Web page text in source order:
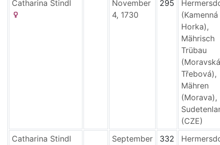
Catharina Stindl
November
4, 1730
295
(Kamenná
Horka),
Mährisch
Trübau
(Moravská
Třebová),
Mähren
(Morava),
(CZE)
Catharina Stindl
September
332